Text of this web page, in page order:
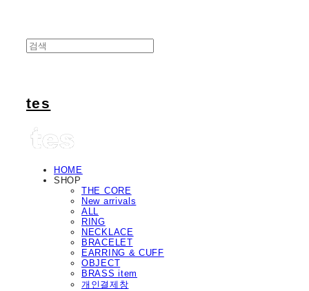
tes
HOME
SHOP
THE CORE
New arrivals
ALL
RING
NECKLACE
BRACELET
EARRING & CUFF
OBJECT
BRASS item
개인결제창